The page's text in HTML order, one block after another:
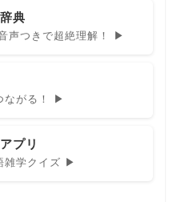
典
声つきで超絶理解！ ▶
ながる！ ▶
プリ
雑学クイズ ▶